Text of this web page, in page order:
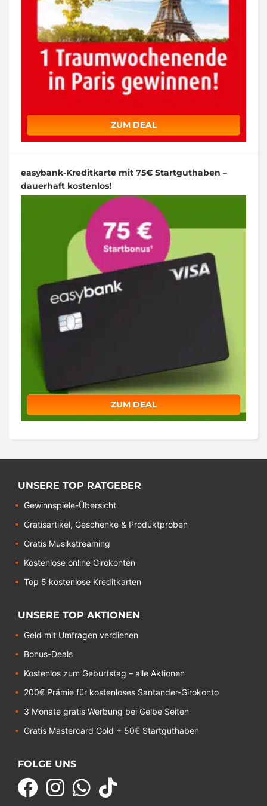
ZUM DEAL
easybank-Kreditkarte mit 75€ Startguthaben –
dauerhaft kostenlos!
ZUM DEAL
UNSERE TOP RATGEBER
Gewinnspiele-Übersicht
Gratisartikel, Geschenke & Produktproben
Gratis Musikstreaming
Kostenlose online Girokonten
Top 5 kostenlose Kreditkarten
UNSERE TOP AKTIONEN
Geld mit Umfragen verdienen
Bonus-Deals
Kostenlos zum Geburtstag – alle Aktionen
200€ Prämie für kostenloses Santander-Girokonto
3 Monate gratis Werbung bei Gelbe Seiten
Gratis Mastercard Gold + 50€ Startguthaben
FOLGE UNS